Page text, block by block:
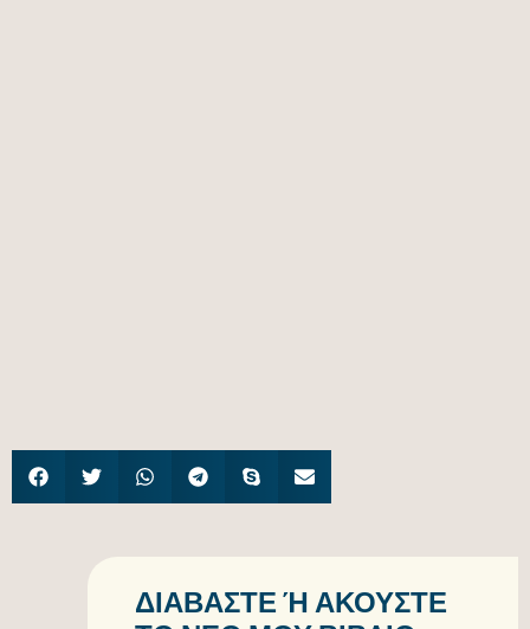
ΔΙΑΒΆΣΤΕ Ή ΑΚΟΎΣΤΕ Τ